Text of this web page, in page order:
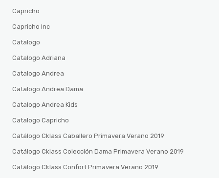
Capricho
Capricho Inc
Catalogo
Catalogo Adriana
Catalogo Andrea
Catalogo Andrea Dama
Catalogo Andrea Kids
Catalogo Capricho
Catálogo Cklass Caballero Primavera Verano 2019
Catálogo Cklass Colección Dama Primavera Verano 2019
Catálogo Cklass Confort Primavera Verano 2019